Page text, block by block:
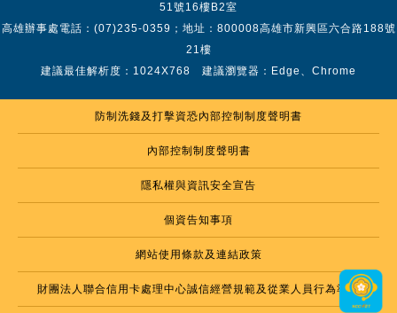
51號16樓B2室
高雄辦事處電話：(07)235-0359；地址：800008高雄市新興區六合路188號
21樓
建議最佳解析度：1024X768 建議瀏覽器：Edge、Chrome
防制洗錢及打擊資恐內部控制制度聲明書
內部控制制度聲明書
隱私權與資訊安全宣告
個資告知事項
網站使用條款及連結政策
財團法人聯合信用卡處理中心誠信經營規範及從業人員行為準則